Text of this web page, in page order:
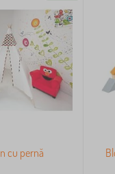
cu pernă